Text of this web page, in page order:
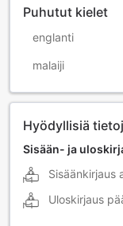
Puhutut kielet
englanti
malaiji
Hyödyllisiä
Sisään- ja
Sisäänkirjaus
Uloskirjaus